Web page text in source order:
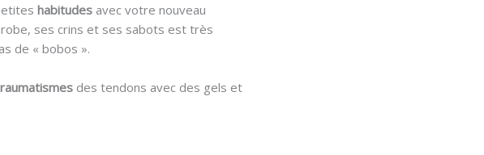
habitudes avec votre nouveau
ses crins et ses sabots est très
de « bobos ».
des tendons avec des gels et